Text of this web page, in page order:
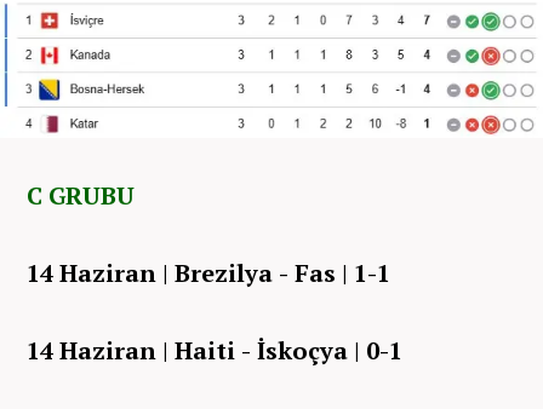
C GRUBU
14 Haziran | Brezilya - Fas | 1-1
14 Haziran | Haiti - İskoçya | 0-1